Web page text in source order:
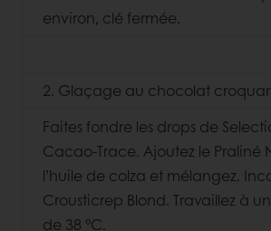
environ, clé fermée.
2. Glaçage au chocolat
Faites fondre les drops de
Cacao-Trace. Ajoutez le Praliné
l’huile de colza et mélangez.
Crousticrep Blond. Travaillez à
de 38 °C.